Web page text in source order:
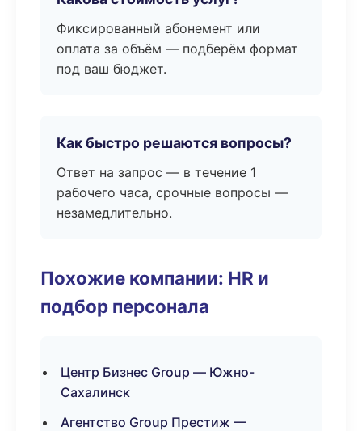
Фиксированный абонемент или
оплата за объём — подберём формат
под ваш бюджет.
Как быстро решаются вопросы?
Ответ на запрос — в течение 1
рабочего часа, срочные вопросы —
незамедлительно.
Похожие компании: HR и
подбор персонала
Центр Бизнес Group — Южно-
Сахалинск
Агентство Group Престиж —